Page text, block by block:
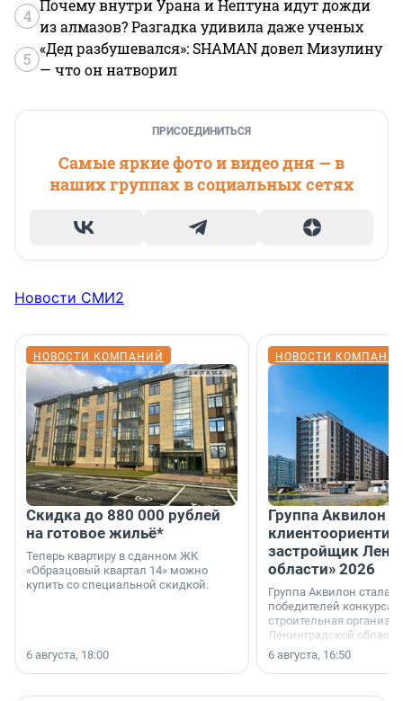
4
Почему внутри Урана и Нептуна идут дожди
из алмазов? Разгадка удивила даже ученых
5
«Дед разбушевался»: SHAMAN довел Мизулину
— что он натворил
ПРИСОЕДИНИТЬСЯ
Самые яркие фото и видео дня — в
наших группах в социальных сетях
Новости СМИ2
НОВОСТИ КОМПАНИЙ
Скидка до 880 000 рублей
на готовое жильё*
Теперь квартиру в сданном ЖК
«Образцовый квартал 14» можно
купить со специальной скидкой.
6 августа, 18:00
НОВОСТИ
Группа Аквилон
застройщик
области» 2026
Группа Аквилон стала
победителей конкурса
строительная
Ленинградской области
номинации «Самый
застройщик
области».
6 августа, 16:50